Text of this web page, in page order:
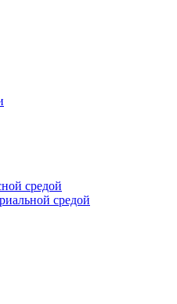
средой
средой